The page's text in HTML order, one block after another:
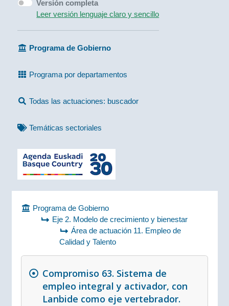
Versión completa
Leer versión lenguaje claro y sencillo
Programa de Gobierno
Programa por departamentos
Todas las actuaciones: buscador
Temáticas sectoriales
Programa de Gobierno
Eje 2. Modelo de crecimiento y bienestar
Área de actuación 11. Empleo de
Calidad y Talento
Compromiso 63. Sistema de
empleo integral y activador, con
Lanbide como eje vertebrador.